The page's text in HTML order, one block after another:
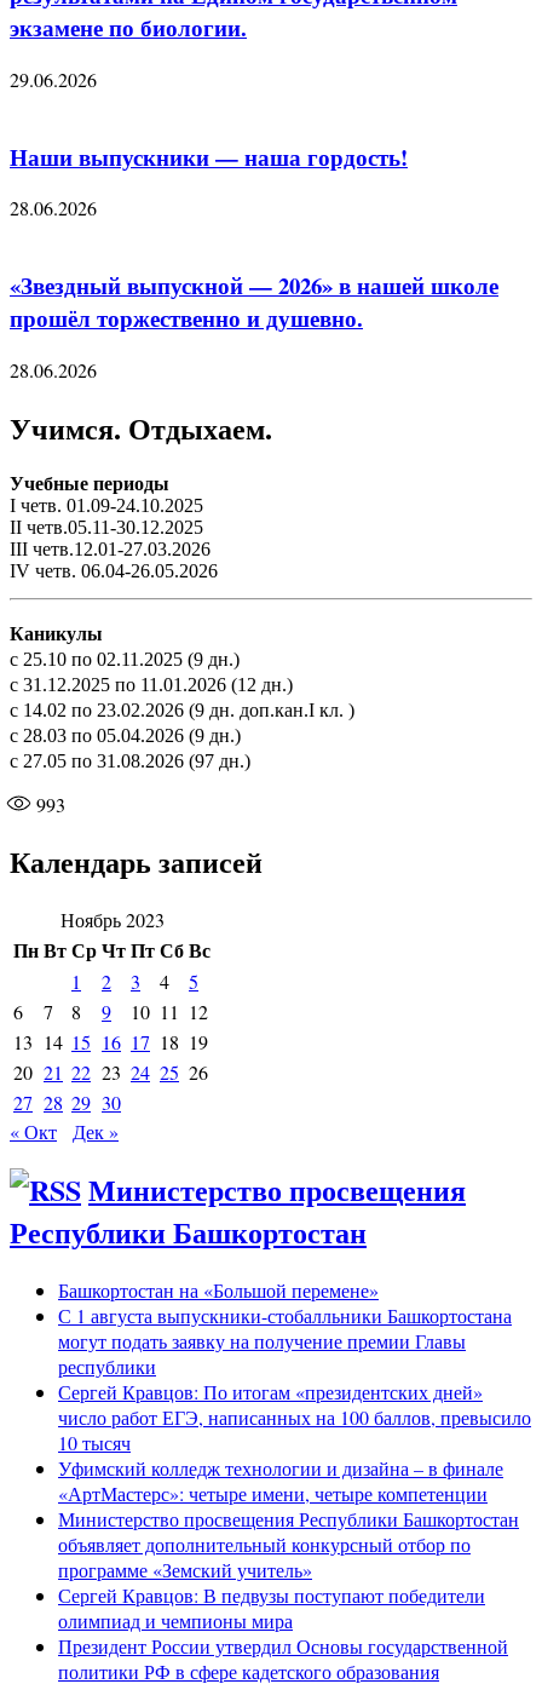
экзамене по биологии.
29.06.2026
Наши выпускники — наша гордость!
28.06.2026
«Звездный выпускной — 2026» в нашей школе
прошёл торжественно и душевно.
28.06.2026
Учимся. Отдыхаем.
Учебные периоды
I четв. 01.09-24.10.2025
II четв.05.11-30.12.2025
III четв.12.01-27.03.2026
IV четв. 06.04-26.05.2026
Каникулы
с 25.10 по 02.11.2025 (9 дн.)
с 31.12.2025 по 11.01.2026 (12 дн.)
с 14.02 по 23.02.2026 (9 дн. доп.кан.I кл. )
с 28.03 по 05.04.2026 (9 дн.)
с 27.05 по 31.08.2026 (97 дн.)
993
Календарь записей
Ноябрь 2023
ПнВтСрЧтПтСбВс
1 2 3 4
5
6
7 8 9 10 11 12
13 14 15 16 17 18 19
20 21 22 23 24 25 26
27 28 29 30
« Окт
Дек »
Министерство просвещения
Республики Башкортостан
Башкортостан на «Большой перемене»
С 1 августа выпускники-стобалльники Башкортостана
могут подать заявку на получение премии Главы
республики
Сергей Кравцов: По итогам «президентских дней»
число работ ЕГЭ, написанных на 100 баллов, превысило
10 тысяч
Уфимский колледж технологии и дизайна – в финале
«АртМастерс»: четыре имени, четыре компетенции
Министерство просвещения Республики Башкортостан
объявляет дополнительный конкурсный отбор по
программе «Земский учитель»
Сергей Кравцов: В педвузы поступают победители
олимпиад и чемпионы мира
Президент России утвердил Основы государственной
политики РФ в сфере кадетского образования